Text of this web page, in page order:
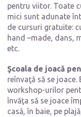
pentru viitor. Toate
mici sunt adunate
de cursuri gratuite:
hand –made, dans,
etc.
Şcoala de joacă
reînvaţă să se
workshop-urilor
învăţa să se joace
casă, în baie, pe